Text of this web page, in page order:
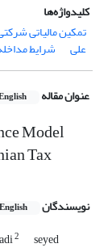
کلیدواژه‌ها
تمکین مالیاتی
علی شرایط
عنوان مقاله
Model
Tax
نویسندگان English
2 seyed